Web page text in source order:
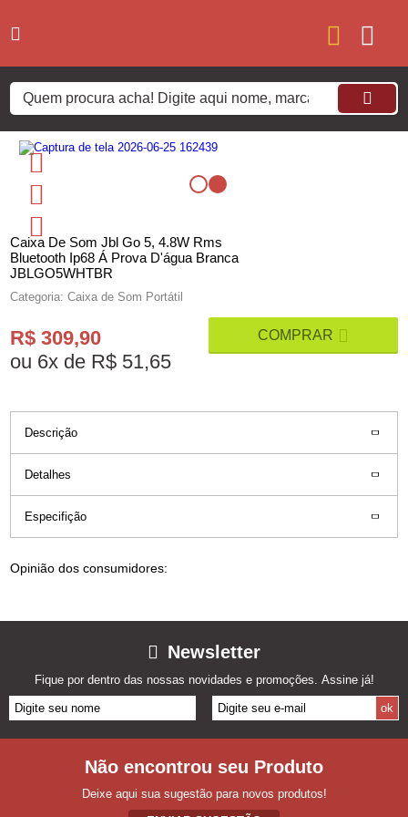
Caixa De Som Jbl Go 5, 4.8W Rms
Bluetooth Ip68 Á Prova D'água Branca
JBLGO5WHTBR
Categoria: Caixa de Som Portátil
R$ 309,90
ou 6x de R$ 51,65
Descrição
Detalhes
Especifição
Opinião dos consumidores:
Newsletter
Fique por dentro das nossas novidades e promoções. Assine já!
Não encontrou seu Produto
Deixe aqui sua sugestão para novos produtos!